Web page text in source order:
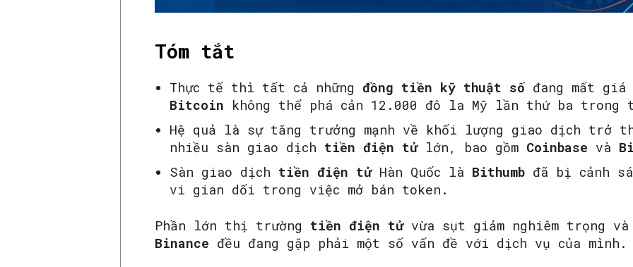
SEARCH...
Tóm tắt
Thực tế thì tất cả những đồng tiền kỹ thuật số đang mất
Bitcoin không thể phá cản 12.000 đô la Mỹ lần thứ ba trong
Hệ quả là sự tăng trưởng mạnh về khối lượng giao dịch trở
nhiều sàn giao dịch tiền điện tửlớn, bao gồm Coinbase và
Sàn giao dịch tiền điện tử Hàn Quốc là Bithumb đã bị cảnh
vi gian dối trong việc mở bán token.
Phần lớn thị trường tiền điện tửvừa sụt giảm nghiêm trọng
Binance đều đang gặp phải một số vấn đề với dịch vụ của mình.